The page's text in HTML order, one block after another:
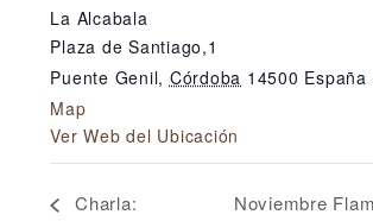
La Alcabala
Plaza de Santiago,1
Puente Genil, Córdoba 14500 España
Map
Ver Web del Ubicación
Charla:
Noviembre